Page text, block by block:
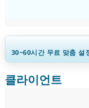
30~60시간무료 맞춤 설
지역 및 국가 범위 확
클라이언트